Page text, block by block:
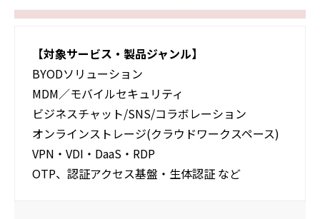
【対象サービス・製品ジャンル】
BYODソリューション​
MDM／モバイルセキュリティ​
ビジネスチャット/SNS/コラボレーション​
オンラインストレージ(クラウドワークスペース)​
VPN・VDI・DaaS・RDP​
OTP、認証アクセス基盤・生体認証 など